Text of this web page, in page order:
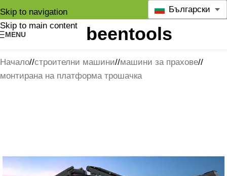
Skip to navigation
Skip to main content
MENU
Български
Начало/ строителни машини/ машини за прахове/
монтирана на платформа трошачка